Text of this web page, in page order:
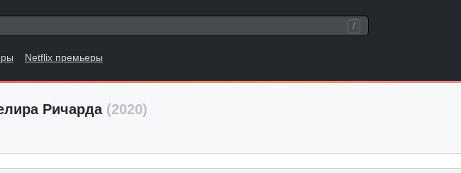
/
Netflix премьеры
Ричарда (2020)